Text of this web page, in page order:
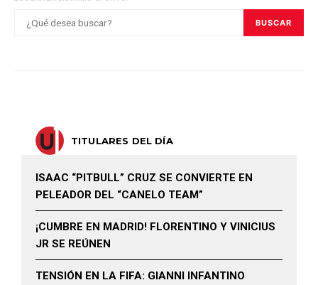
BUSCAR
TITULARES DEL DÍA
ISAAC “PITBULL” CRUZ SE CONVIERTE EN
PELEADOR DEL “CANELO TEAM”
¡CUMBRE EN MADRID! FLORENTINO Y VINICIUS
JR SE REÚNEN
TENSIÓN EN LA FIFA: GIANNI INFANTINO